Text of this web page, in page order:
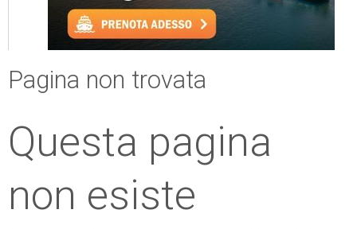
Pagina non trovata
Questa pagina
non esiste